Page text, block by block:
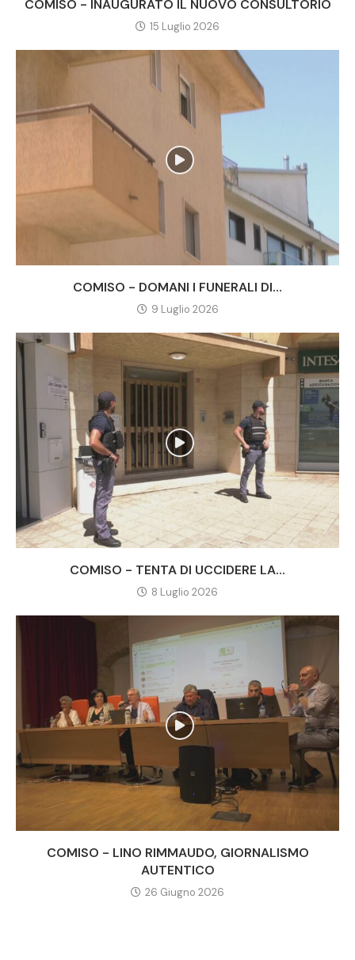
COMISO - INAUGURATO IL NUOVO CONSULTORIO
15 Luglio 2026
COMISO - DOMANI I FUNERALI DI...
9 Luglio 2026
COMISO - TENTA DI UCCIDERE LA...
8 Luglio 2026
COMISO - LINO RIMMAUDO, GIORNALISMO
AUTENTICO
26 Giugno 2026